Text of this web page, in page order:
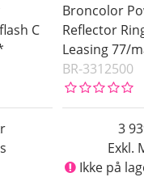
C
Broncolor
Reflector
Leasing 77/
BR-3312500
Exkl.
3
Ikke på